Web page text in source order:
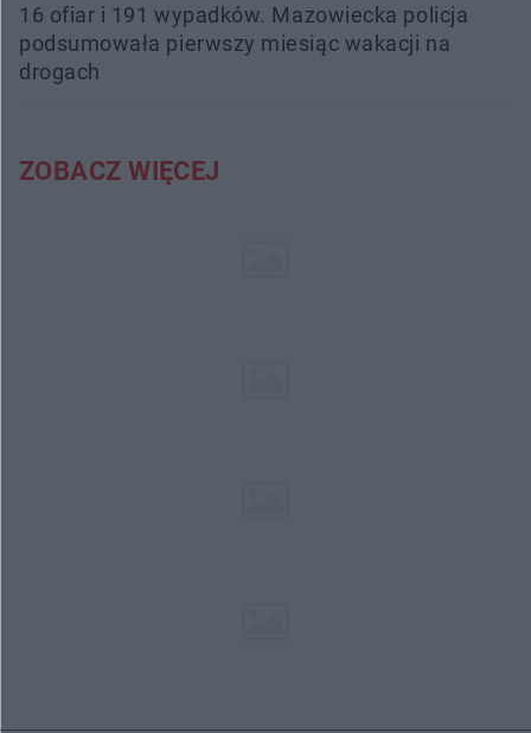
16 ofiar i 191 wypadków. Mazowiecka policja
podsumowała pierwszy miesiąc wakacji na
drogach
ZOBACZ WIĘCEJ